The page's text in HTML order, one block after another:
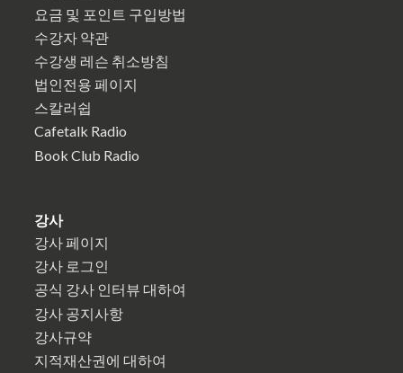
요금 및 포인트 구입방법
수강자 약관
수강생 레슨 취소방침
법인전용 페이지
스칼러쉽
Cafetalk Radio
Book Club Radio
강사
강사 페이지
강사 로그인
공식 강사 인터뷰 대하여
강사 공지사항
강사규약
지적재산권에 대하여